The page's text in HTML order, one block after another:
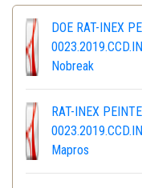
DOE RAT-INEX
Nobreak
RAT-INEX
Mapros